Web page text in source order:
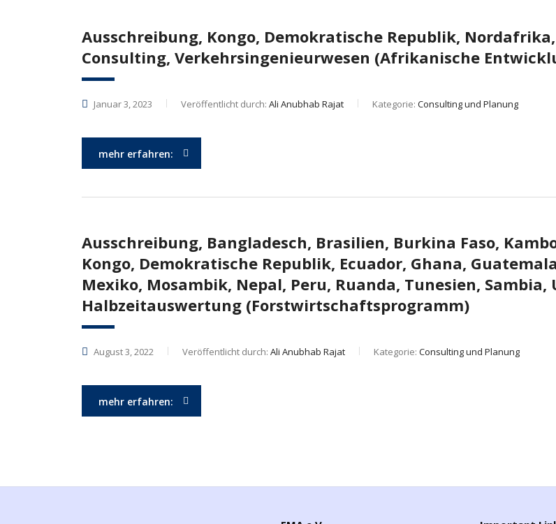
Ausschreibung, Kongo, Demokratische Republik,
Consulting, Verkehrsingenieurwesen (Afrikanische
Januar 3, 2023 Veröffentlicht durch: Ali Anubhab Rajat Kategorie: Consulting und Planung
mehr erfahren:
Ausschreibung, Bangladesch, Brasilien, Burkina Faso,
Kongo, Demokratische Republik, Ecuador, Ghana,
Mexiko, Mosambik, Nepal, Peru, Ruanda, Tunesien, Sambia,
Halbzeitauswertung (Forstwirtschaftsprogramm)
August 3, 2022 Veröffentlicht durch: Ali Anubhab Rajat Kategorie: Consulting und Planung
mehr erfahren: